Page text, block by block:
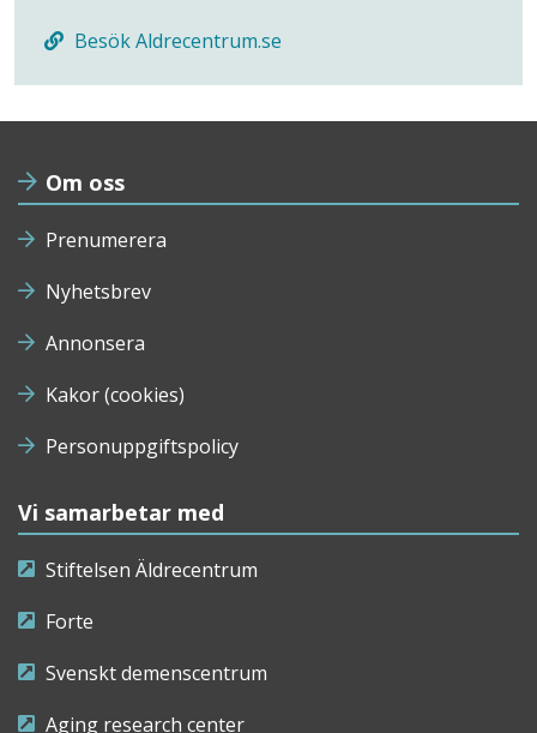
Besök Aldrecentrum.se
Om oss
Prenumerera
Nyhetsbrev
Annonsera
Kakor (cookies)
Personuppgiftspolicy
Vi samarbetar med
Stiftelsen Äldrecentrum
Forte
Svenskt demenscentrum
Aging research center